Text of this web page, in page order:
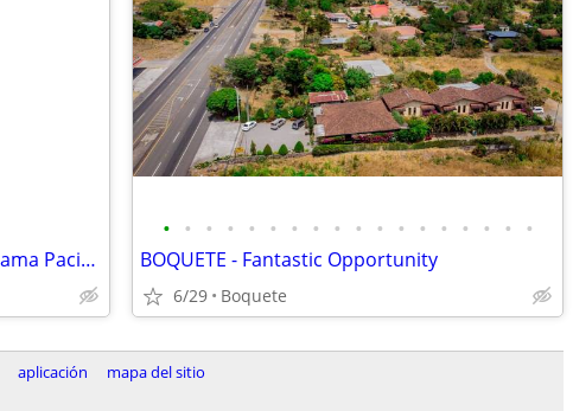
Spacious apartment for sale in Panama Pacifico
• • • • • • • • • • • • • • • • • •
BOQUETE - Fantastic Opportunity
6/29 Boquete
aplicación
mapa del sitio